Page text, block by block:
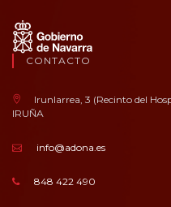
CONTACTO
Irunlarrea, 3 (Recinto del
IRUÑA
info@adona.es
848 422 490